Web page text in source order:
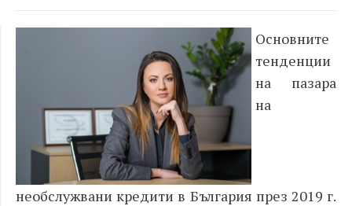
Основните
тенденции
на пазара
на
необслужвани кредити в България през 2019 г.